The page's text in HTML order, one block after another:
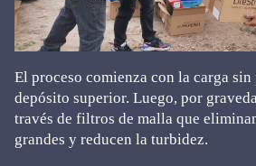
El proceso comienza con la carga
depósito superior. Luego, por
través de filtros de malla que
grandes y reducen la turbidez.